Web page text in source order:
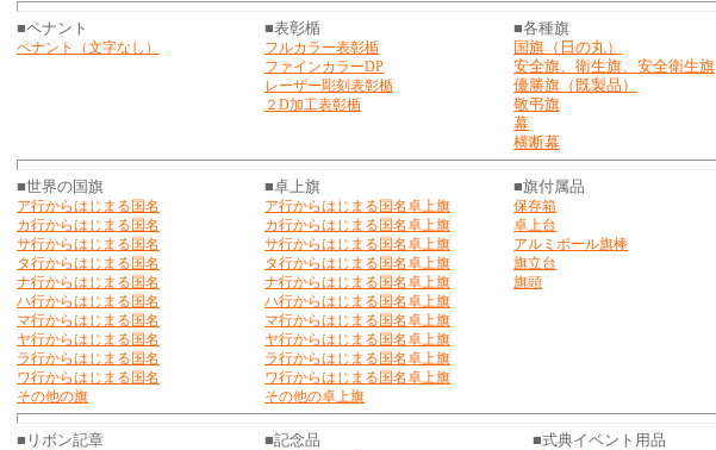
■ペナント
ペナント（文字なし）
■表彰楯
フルカラー表彰楯
ファインカラーDP
レーザー彫刻表彰楯
２D加工表彰楯
■各種旗
国旗（日の丸）
安全旗、衛生旗、安全衛生旗
優勝旗（既製品）
敬弔旗
幕
横断幕
■世界の国旗
ア行からはじまる国名
カ行からはじまる国名
サ行からはじまる国名
タ行からはじまる国名
ナ行からはじまる国名
ハ行からはじまる国名
マ行からはじまる国名
ヤ行からはじまる国名
ラ行からはじまる国名
ワ行からはじまる国名
その他の旗
■卓上旗
ア行からはじまる国名卓上旗
カ行からはじまる国名卓上旗
サ行からはじまる国名卓上旗
タ行からはじまる国名卓上旗
ナ行からはじまる国名卓上旗
ハ行からはじまる国名卓上旗
マ行からはじまる国名卓上旗
ヤ行からはじまる国名卓上旗
ラ行からはじまる国名卓上旗
ワ行からはじまる国名卓上旗
その他の卓上旗
■旗付属品
保存箱
卓上台
アルミポール旗棒
旗立台
旗頭
■リボン記章 ■記念品 ■式典イベント用品